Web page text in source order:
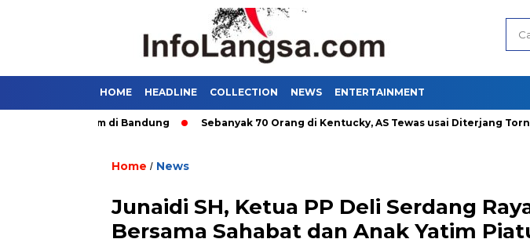
HOME HEADLINE COLLECTION NEWS ENTERTAINMENT
Umum di Bandung Sebanyak 70 Orang di Kentucky, AS Tewas usai Diterjang Tornado
Home / News
Junaidi SH, Ketua PP Deli Serdang
Bersama Sahabat dan Anak Yatim